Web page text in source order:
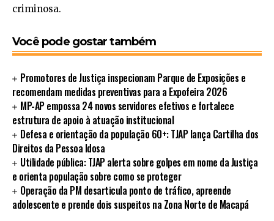
criminosa.
Você pode gostar também
Promotores de Justiça inspecionam Parque de Exposições e
recomendam medidas preventivas para a Expofeira 2026
MP-AP empossa 24 novos servidores efetivos e fortalece
estrutura de apoio à atuação institucional
Defesa e orientação da população 60+: TJAP lança Cartilha dos
Direitos da Pessoa Idosa
Utilidade pública: TJAP alerta sobre golpes em nome da Justiça
e orienta população sobre como se proteger
Operação da PM desarticula ponto de tráfico, apreende
adolescente e prende dois suspeitos na Zona Norte de Macapá